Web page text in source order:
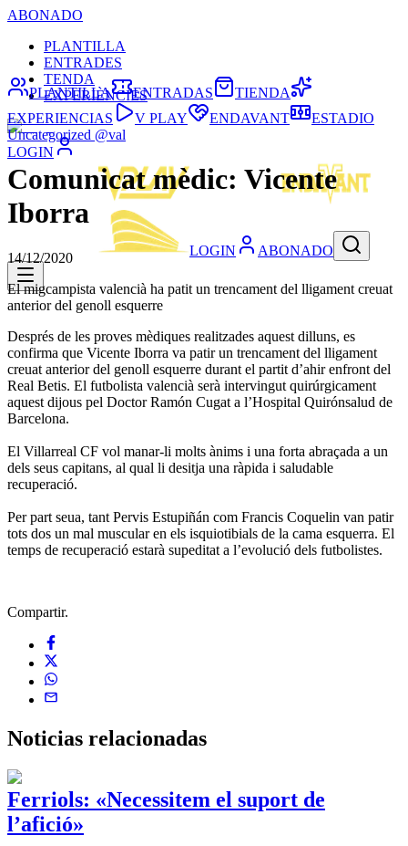
ABONADO
PLANTILLA
ENTRADES
TENDA
EXPERIÈNCIES
LOGIN
LOGIN ABONADO
PLANTILLA ENTRADAS
TIENDA
EXPERIENCIAS
V PLAY ENDAVANT
ESTADIO
Uncategorized @val
Comunicat mèdic: Vicente
Iborra
14/12/2020
El migcampista valencià ha patit un trencament del lligament creuat
anterior del genoll esquerre
Després de les proves mèdiques realitzades aquest dilluns, es
confirma que Vicente Iborra va patir un trencament del lligament
creuat anterior del genoll esquerre durant el partit d’ahir enfront del
Real Betis. El futbolista valencià serà intervingut quirúrgicament
aquest dijous pel Doctor Ramón Cugat a l’Hospital Quirónsalud de
Barcelona.
El Villarreal CF vol manar-li molts ànims i una forta abraçada a un
dels seus capitans, al qual li desitja una ràpida i saludable
recuperació.
Per part seua, tant Pervis Estupiñán com Francis Coquelin van patir
tots dos un mal muscular en els isquiotibials de la cama esquerra. El
temps de recuperació estarà supeditat a l’evolució dels futbolistes.
Compartir.
Noticias relacionadas
Ferriols: «Necessitem el suport de
l’afició»